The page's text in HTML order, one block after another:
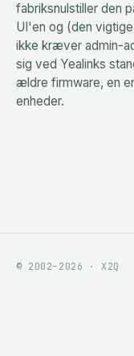
fabriksnulstiller den
UI'en og (den
ikke kræver admin-
sig ved Yealinks
ældre firmware, en
enheder.
© 2002–2026 · X2Q